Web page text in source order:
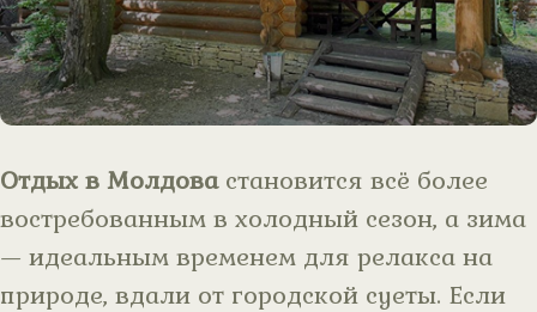
Отдых в Молдовастановится всё более
востребованным в холодный сезон, а зима
— идеальным временем для релакса на
природе, вдали от городской суеты. Если